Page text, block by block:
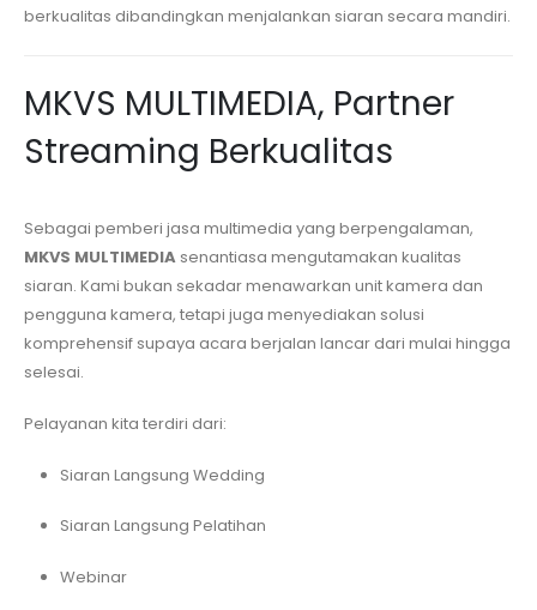
berkualitas dibandingkan menjalankan siaran secara mandiri.
MKVS MULTIMEDIA, Partner
Streaming Berkualitas
Sebagai pemberi jasa multimedia yang berpengalaman,
MKVS MULTIMEDIA senantiasa mengutamakan kualitas
siaran. Kami bukan sekadar menawarkan unit kamera dan
pengguna kamera, tetapi juga menyediakan solusi
komprehensif supaya acara berjalan lancar dari mulai hingga
selesai.
Pelayanan kita terdiri dari:
Siaran Langsung Wedding
Siaran Langsung Pelatihan
Webinar